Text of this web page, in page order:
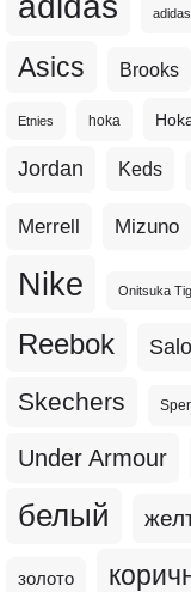
Asics Brooks
Etnies hoka
Jordan Keds
Merrell Mizuno
Nike Onitsuka
Reebok
Skechers
Under Armour
белый
золото